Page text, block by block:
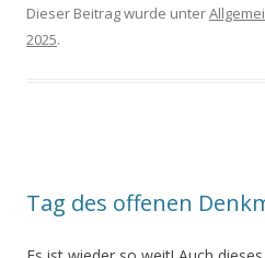
Dieser Beitrag wurde unter
2025.
Tag des offenen